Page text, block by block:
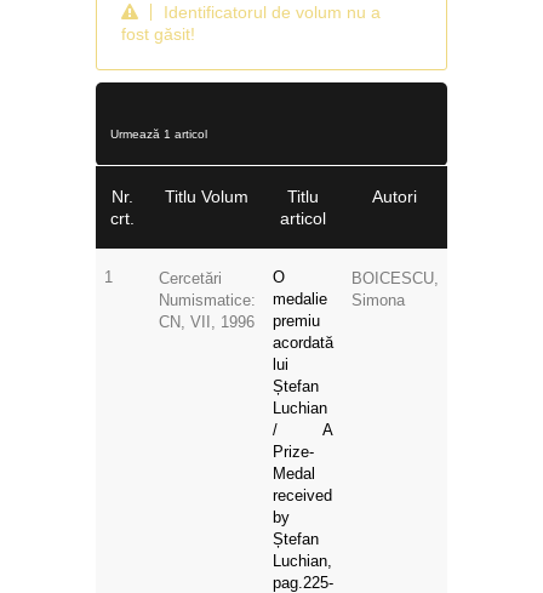
Identificatorul de volum nu a
fost găsit!
Urmează 1 articol
Nr.
crt.
Titlu Volum
Titlu
articol
Autori
1
Cercetări
Numismatice:
CN, VII, 1996
O
medalie
premiu
acordată
lui
Ștefan
Luchian
/ A
Prize-
Medal
received
by
Ștefan
Luchian,
pag.225-
BOICESCU,
Simona